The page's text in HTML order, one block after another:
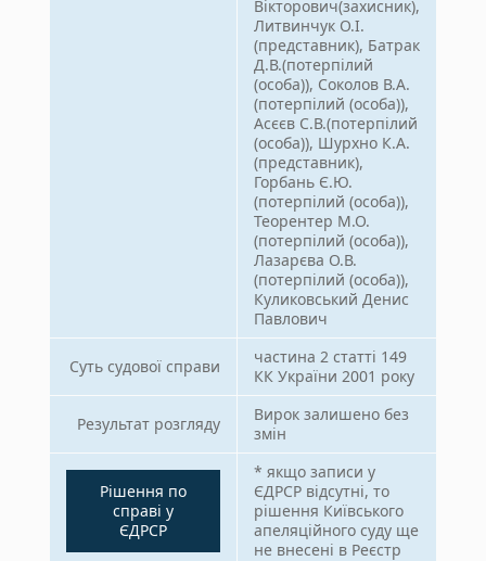
Вікторович(захисник),
Литвинчук О.І.
(представник), Батрак
Д.В.(потерпілий
(особа)), Соколов В.А.
(потерпілий (особа)),
Асєєв С.В.(потерпілий
(особа)), Шурхно К.А.
(представник),
Горбань Є.Ю.
(потерпілий (особа)),
Теорентер М.О.
(потерпілий (особа)),
Лазарєва О.В.
(потерпілий (особа)),
Куликовський Денис
Павлович
Суть судової справи
частина 2 статті 149
КК України 2001 року
Результат розгляду
Вирок залишено без
змін
Рішення по
справі у
ЄДРСР
* якщо записи у
ЄДРСР відсутні, то
рішення Київського
апеляційного суду ще
не внесені в Реєстр